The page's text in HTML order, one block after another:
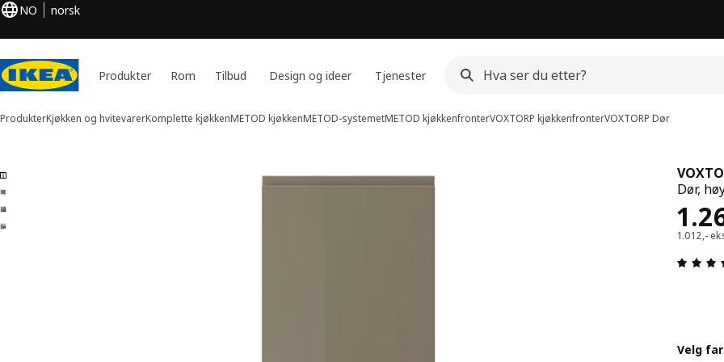
NO norsk
Produkter Rom Tilbud Design og ideer Tjenester
ProdukterKjøkken og hvitevarerKomplette kjøkkenMETOD kjøkkenMETOD-systemetMETOD kjøkkenfronterVOXTORP kjøkkenfronterVOXTORP Dør
4 VOXTORP bilder
over bilder
Dør,
Pris
1.012,-
Velg